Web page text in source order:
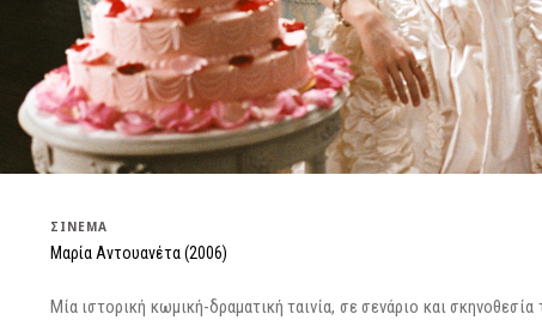
ΣΙΝΕΜΑ
Μαρία Αντουανέτα (2006)
Μία ιστορική κωμική-δραματική ταινία, σε σενάριο και σκηνοθεσία